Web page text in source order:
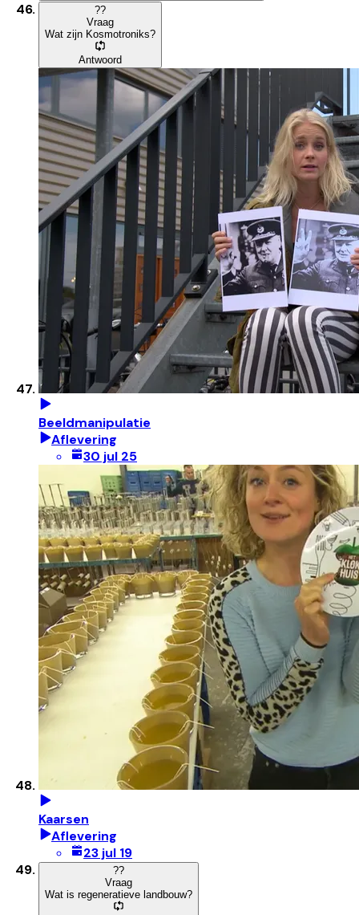
??
Vraag
Wat zijn Kosmotroniks?
Antwoord
Beeldmanipulatie
Aflevering
30 jul 25
Kaarsen
Aflevering
23 jul 19
??
Vraag
Wat is regeneratieve landbouw?